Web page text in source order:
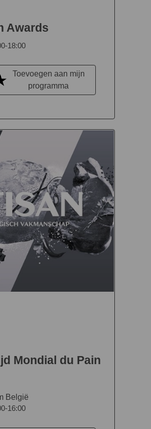
Awards
18:00
Toevoegen aan mijn
programma
Mondial du Pain
België
16:00